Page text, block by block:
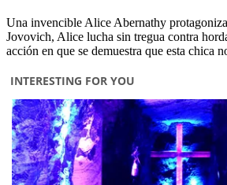
Una invencible Alice Abernathy
Jovovich, Alice lucha sin tregua contra
acción en que se demuestra que esta chica